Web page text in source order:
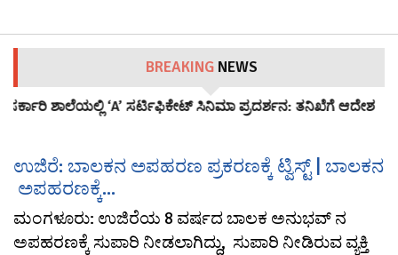
BREAKING NEWS
ಶಾಲೆಯಲ್ಲಿ ‘A’ ಸರ್ಟಿಫಿಕೇಟ್ ಸಿನಿಮಾ ಪ್ರದರ್ಶನ: ತನಿಖೆಗೆ ಆದೇಶ
ಉಜಿರೆ: ಬಾಲಕನ ಅಪಹರಣ ಪ್ರಕರಣಕ್ಕೆ ಟ್ವಿಸ್ಟ್ | ಬಾಲಕನ
ಅಪಹರಣಕ್ಕೆ...
ಮಂಗಳೂರು: ಉಜಿರೆಯ 8 ವರ್ಷದ ಬಾಲಕ ಅನುಭವ್ ನ
ಅಪಹರಣಕ್ಕೆ ಸುಪಾರಿ ನೀಡಲಾಗಿದ್ದು, ಸುಪಾರಿ ನೀಡಿರುವ ವ್ಯಕ್ತಿ